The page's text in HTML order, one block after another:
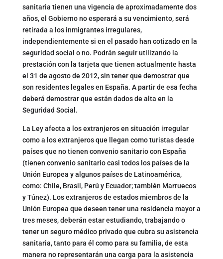
sanitaria tienen una vigencia de aproximadamente dos
años, el Gobierno no esperará a su vencimiento, será
retirada a los inmigrantes irregulares,
independientemente si en el pasado han cotizado en la
seguridad social o no. Podrán seguir utilizando la
prestación con la tarjeta que tienen actualmente hasta
el 31 de agosto de 2012, sin tener que demostrar que
son residentes legales en España. A partir de esa fecha
deberá demostrar que están dados de alta en la
Seguridad Social.
La Ley afecta a los extranjeros en situación irregular
como a los extranjeros que llegan como turistas desde
países que no tienen convenio sanitario con España
(tienen convenio sanitario casi todos los países de la
Unión Europea y algunos países de Latinoamérica,
como: Chile, Brasil, Perú y Ecuador; también Marruecos
y Túnez). Los extranjeros de estados miembros de la
Unión Europea que deseen tener una residencia mayor a
tres meses, deberán estar estudiando, trabajando o
tener un seguro médico privado que cubra su asistencia
sanitaria, tanto para él como para su familia, de esta
manera no representarán una carga para la asistencia